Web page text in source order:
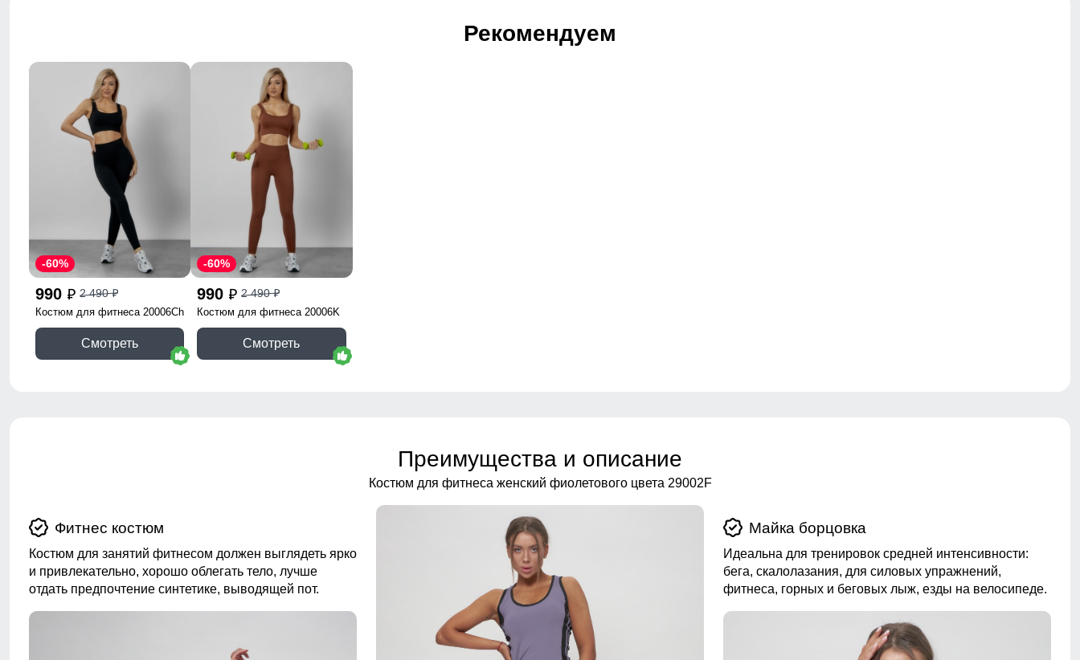
Рекомендуем
990 p 2 490p
-60%
Костюм для фитнеса 20006Ch
Смотреть
990 p 2 490p
-60%
Костюм для фитнеса 20006K
Смотреть
Преимущества и описание
Костюм для фитнеса женский фиолетового цвета 29002F
Фитнес костюм
Костюм для занятий фитнесом должен выглядеть ярко
и привлекательно, хорошо облегать тело, лучше
отдать предпочтение синтетике, выводящей пот.
Майка борцовка
Идеальна для тренировок средней интенсивности:
бега, скалолазания, для силовых упражнений,
фитнеса, горных и беговых лыж, езды на велосипеде.